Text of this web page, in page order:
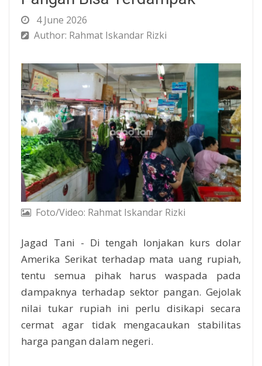
4 June 2026
Author: Rahmat Iskandar Rizki
Foto/Video: Rahmat Iskandar Rizki
Jagad Tani - Di tengah lonjakan kurs dolar
Amerika Serikat terhadap mata uang rupiah,
tentu semua pihak harus waspada pada
dampaknya terhadap sektor pangan. Gejolak
nilai tukar rupiah ini perlu disikapi secara
cermat agar tidak mengacaukan stabilitas
harga pangan dalam negeri.